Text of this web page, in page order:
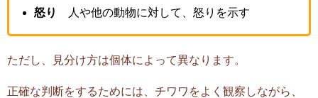
怒り 人や他の動物に対して、怒りを示す
ただし、見分け方は個体によって異なります。
正確な判断をするためには、チワワをよく観察しながら、